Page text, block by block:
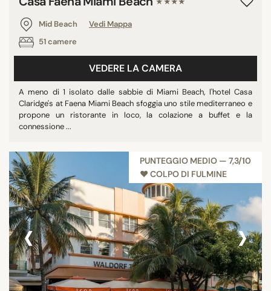
Mid Beach
Vedi Mappa
51 camere
VEDERE LA CAMERA
A meno di 1 isolato dalle sabbie di Miami Beach, l'hotel Casa
Claridge's at Faena Miami Beach sfoggia uno stile mediterraneo e
propone un ristorante in loco, la colazione a buffet e la
connessione ...
PUNTEGGIO MEDIO — 7,3/10
♥︎ COLPO DI FULMINE
‹ ›